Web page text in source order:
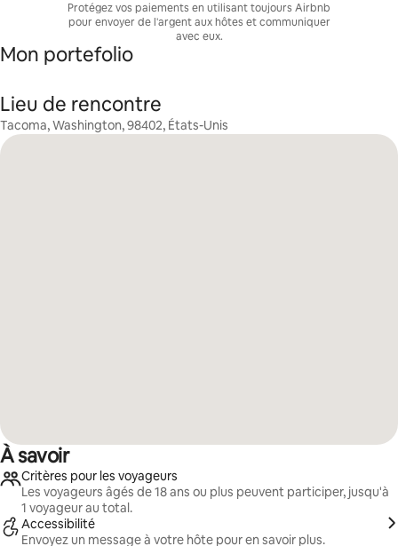
Protégez vos paiements en utilisant toujours Airbnb
pour envoyer de l'argent aux hôtes et communiquer
avec eux.
Mon portefolio
Lieu de rencontre
Tacoma, Washington, 98402, États-Unis
À savoir
Critères pour les voyageurs
Les voyageurs âgés de 18 ans ou plus peuvent participer, jusqu'à
1 voyageur au total.
Accessibilité
Envoyez un message à votre hôte pour en savoir plus.